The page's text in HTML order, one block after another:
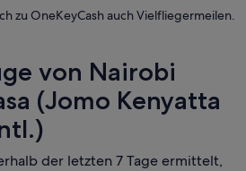
zu OneKeyCash auch Vielfliegermeilen.
von Nairobi
(Jomo Kenyatta
der letzten 7 Tage ermittelt,